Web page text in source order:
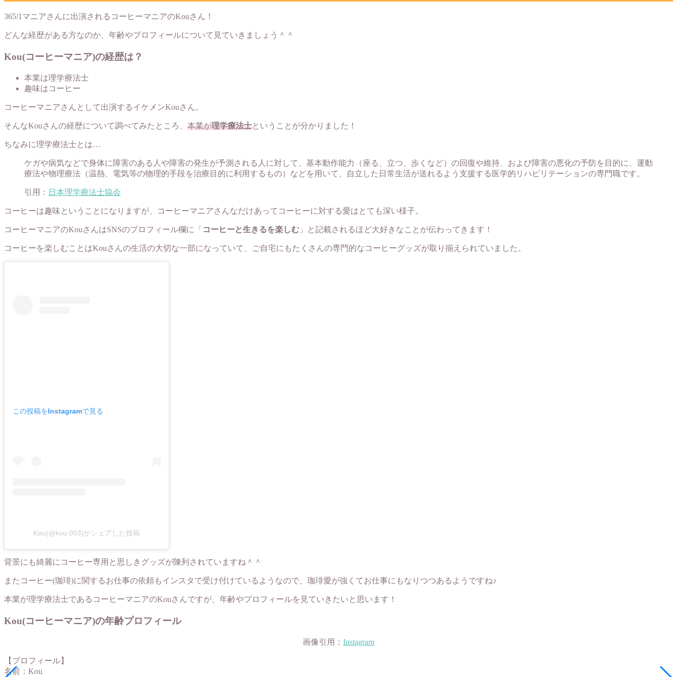
365/1マニアさんに出演されるコーヒーマニアのKouさん！
どんな経歴がある方なのか、年齢やプロフィールについて見ていきましょう＾＾
Kou(コーヒーマニア)の経歴は？
本業は理学療法士
趣味はコーヒー
コーヒーマニアさんとして出演するイケメンKouさん。
そんなKouさんの経歴について調べてみたところ、 本業が理学療法士ということが分かりました！
ちなみに理学療法士とは…
ケガや病気などで身体に障害のある人や障害の発生が予測される人に対して、基本動作能力（座る、立つ、歩くなど）の回復や維持、および障害の悪化の予防を目的に、運動
療法や物理療法（温熱、電気等の物理的手段を治療目的に利用するもの）などを用いて、自立した日常生活が送れるよう支援する医学的リハビリテーションの専門職です。
引用： 日本理学療法士協会
コーヒーは趣味ということになりますが、コーヒーマニアさんなだけあってコーヒーに対する愛はとても深い様子。
コーヒーマニアのKouさんはSNSのプロフィール欄に「 コーヒーと生きるを楽しむ 」と記載されるほど大好きなことが伝わってきます！
コーヒーを楽しむことはKouさんの生活の大切な一部になっていて、ご自宅にもたくさんの専門的なコーヒーグッズが取り揃えられていました。
この投稿をInstagramで見る
Kou(@kou.003)がシェアした投稿
背景にも綺麗にコーヒー専用と思しきグッズが陳列されていますね＾＾
またコーヒー(珈琲)に関するお仕事の依頼もインスタで受け付けているようなので、珈琲愛が強くてお仕事にもなりつつあるようですね♪
本業が理学療法士であるコーヒーマニアのKouさんですが、年齢やプロフィールを見ていきたいと思います！
Kou(コーヒーマニア)の年齢プロフィール
画像引用： Instagram
【プロフィール】
名前：Kou